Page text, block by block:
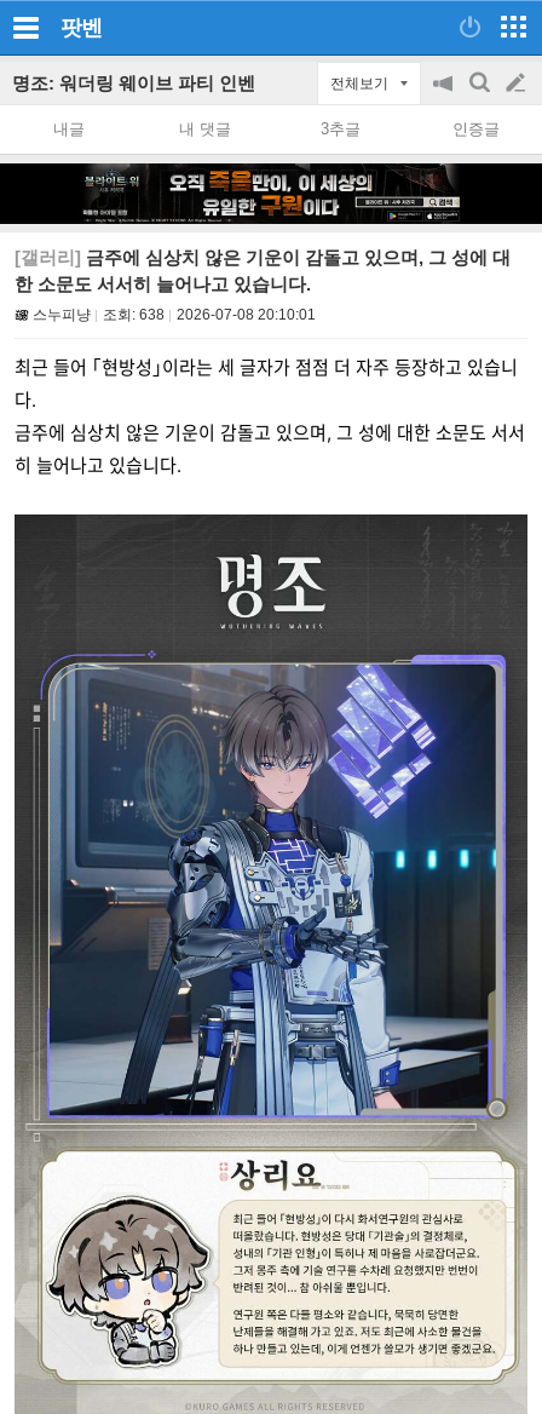
팟벤
명조: 워더링 웨이브 파티 인벤 전체보기
공
on/off
검
색
글
쓰
내글 내 댓글 3추글 인증글
[갤러리] 금주에 심상치 않은 기운이 감돌고 있으며, 그 성에 대
한 소문도 서서히 늘어나고 있습니다.
스누피냥 조회: 638 2026-07-08 20:10:01
최근 들어 ｢현방성｣이라는 세 글자가 점점 더 자주 등장하고 있습니
다.
금주에 심상치 않은 기운이 감돌고 있으며, 그 성에 대한 소문도 서서
히 늘어나고 있습니다.